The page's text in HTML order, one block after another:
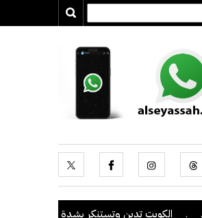
تدين وتستنكر بشدة اعتداءات ميليشيا